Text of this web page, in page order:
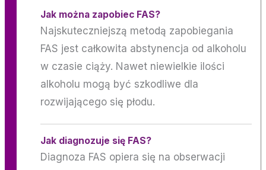
Jak można zapobiec FAS?
Najskuteczniejszą metodą zapobiegania
FAS jest całkowita abstynencja od alkoholu
w czasie ciąży. Nawet niewielkie ilości
alkoholu mogą być szkodliwe dla
rozwijającego się płodu.
Jak diagnozuje się FAS?
Diagnoza FAS opiera się na obserwacji